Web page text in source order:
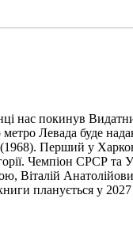
нас покинув Видатний
Левада буде
(1968). Перший у
Чемпіон СРСР
планується у